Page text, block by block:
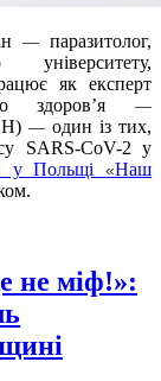
—паразитолог,
як експерт
здоров’я —
— один із тих,
SARS-CoV-2 у
у Польщі«Наш
не міф!»: